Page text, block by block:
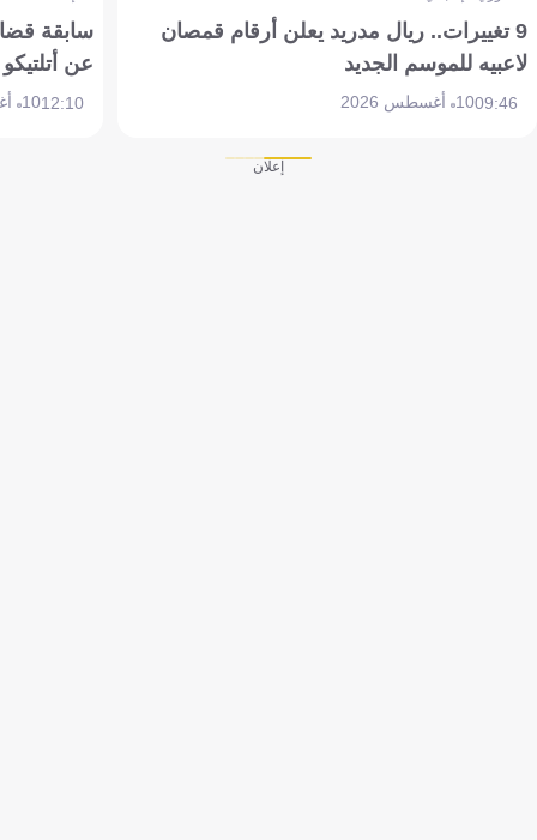
9 تغييرات.. ريال مدريد يعلن أرقام قمصان
لاعبيه للموسم الجديد
09:4610 أغسطس 2026
سابقة
عن أتلتيكو
12:1010 أغسطس 2026
إعلان